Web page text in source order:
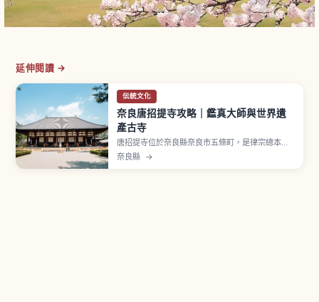
延伸閱讀 →
伝統文化
奈良唐招提寺攻略｜鑑真大師與世界遺
產古寺
唐招提寺位於奈良縣奈良市五條町，是律宗總本
山。西元759年（天平寶字3年）由唐代高僧鑑真和
上創建，登錄 UNESCO 世界遺產「古都奈良的文
奈良縣 →